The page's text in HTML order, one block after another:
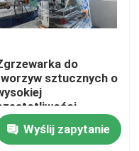
częstotliwości
radiową
do
sztucznych o
0,3-0,8
Wyślij zapytanie